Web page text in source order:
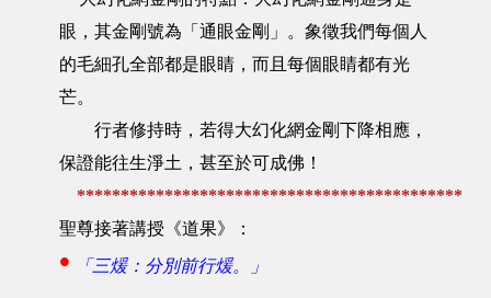
眼，其金剛號為「通眼金剛」。象徵我們每個人
的毛細孔全部都是眼睛，而且每個眼睛都有光
芒。
行者修持時，若得大幻化網金剛下降相應，
保證能往生淨土，甚至於可成佛！
********************************************
聖尊接著講授《道果》：
• 「三煖：分別前行煖。」